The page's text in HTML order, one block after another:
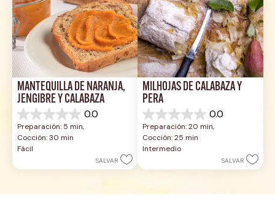
MANTEQUILLA DE NARANJA,
JENGIBRE Y CALABAZA
0.0
0.0
de
5
estrellas.
Preparación: 5 min,
Cocción: 30 min
Fácil
SALVAR
MILHOJAS DE CALABAZA Y
PERA
0.0
0.0
de
5
estrellas.
Preparación: 20 min,
Cocción: 25 min
Intermedio
SALVAR